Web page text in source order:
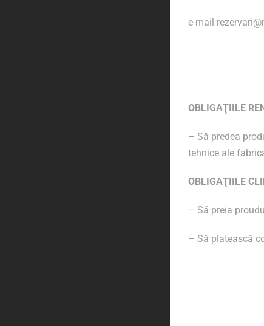
e-mail
OBLIGAŢIILE
– Să predea
tehnice ale
OBLIGAŢIILE
– Să preia
– Să platească